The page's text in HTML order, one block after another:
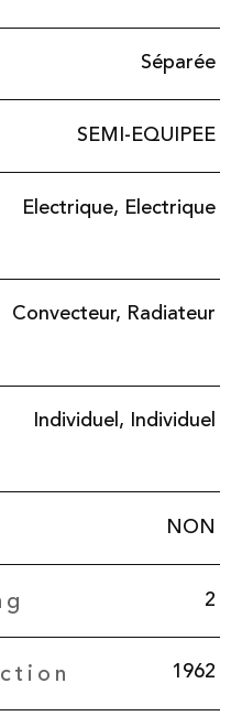
Séparée
SEMI-EQUIPEE
Electrique, Electrique
Convecteur, Radiateur
Individuel, Individuel
NON
2
1962